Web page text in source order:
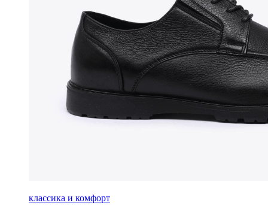
классика и комфорт